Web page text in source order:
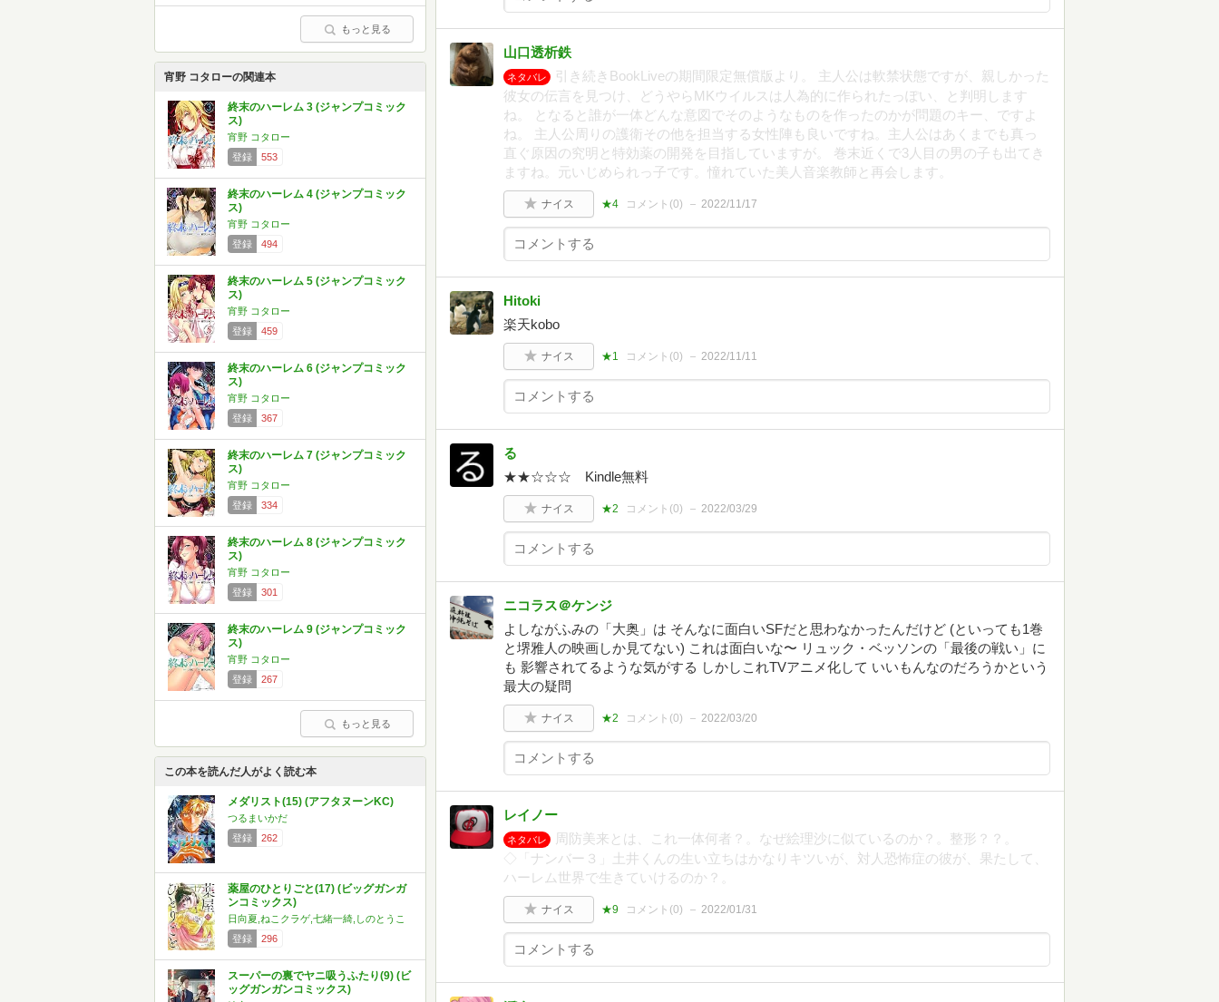
もっと見る
宵野 コタローの関連本
終末のハーレム 3 (ジャンプコミック
ス)
宵野 コタロー
登録
553
終末のハーレム 4 (ジャンプコミック
ス)
宵野 コタロー
登録
494
終末のハーレム 5 (ジャンプコミック
ス)
宵野 コタロー
登録
459
終末のハーレム 6 (ジャンプコミック
ス)
宵野 コタロー
登録
367
終末のハーレム 7 (ジャンプコミック
ス)
宵野 コタロー
登録
334
終末のハーレム 8 (ジャンプコミック
ス)
宵野 コタロー
登録
301
終末のハーレム 9 (ジャンプコミック
ス)
宵野 コタロー
登録
267
もっと見る
この本を読んだ人がよく読む本
メダリスト(15) (アフタヌーンKC)
つるまいかだ
登録
262
薬屋のひとりごと(17) (ビッグガンガ
ンコミックス)
日向夏,ねこクラゲ,七緒一綺,しのとうこ
登録
296
スーパーの裏でヤニ吸うふたり(9) (ビ
ッグガンガンコミックス)
山口透析鉄
ネタバレ
引き続きBookLiveの期間限定無償版より。 主人公は軟禁状態ですが、親しかった
彼女の伝言を見つけ、どうやらMKウイルスは人為的に作られたっぽい、と判明します
ね。 となると誰が一体どんな意図でそのようなものを作ったのかが問題のキー、ですよ
ね。 主人公周りの護衛その他を担当する女性陣も良いですね。主人公はあくまでも真っ
直ぐ原因の究明と特効薬の開発を目指していますが。 巻末近くで3人目の男の子も出てき
ますね。元いじめられっ子です。憧れていた美人音楽教師と再会します。
ナイス ★4 コメント(0) 2022/11/17
Hitoki
楽天kobo
ナイス ★1 コメント(0) 2022/11/11
る
★★☆☆☆ Kindle無料
ナイス ★2 コメント(0) 2022/03/29
ニコラス＠ケンジ
よしながふみの「大奥」は そんなに面白いSFだと思わなかったんだけど (といっても1巻
と堺雅人の映画しか見てない) これは面白いな〜 リュック・ベッソンの「最後の戦い」に
も 影響されてるような気がする しかしこれTVアニメ化して いいもんなのだろうかという
最大の疑問
ナイス ★2 コメント(0) 2022/03/20
レイノー
ネタバレ
周防美来とは、これ一体何者？。なぜ絵理沙に似ているのか？。整形？？。
◇「ナンバー３」土井くんの生い立ちはかなりキツいが、対人恐怖症の彼が、果たして、
ハーレム世界で生きていけるのか？。
ナイス ★9 コメント(0) 2022/01/31